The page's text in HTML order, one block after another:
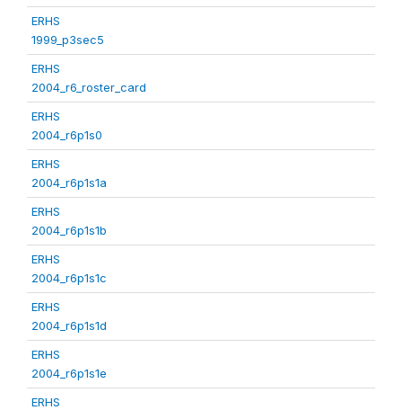
ERHS
1999_p3sec5
ERHS
2004_r6_roster_card
ERHS
2004_r6p1s0
ERHS
2004_r6p1s1a
ERHS
2004_r6p1s1b
ERHS
2004_r6p1s1c
ERHS
2004_r6p1s1d
ERHS
2004_r6p1s1e
ERHS